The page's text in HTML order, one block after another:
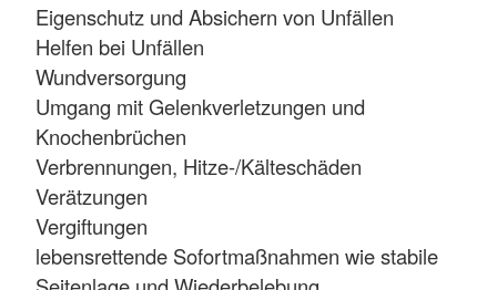
Eigenschutz und Absichern von Unfällen
Helfen bei Unfällen
Wundversorgung
Umgang mit Gelenkverletzungen und
Knochenbrüchen
Verbrennungen, Hitze-/Kälteschäden
Verätzungen
Vergiftungen
lebensrettende Sofortmaßnahmen wie stabile